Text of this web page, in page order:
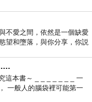
猴 中童 無綁帶懶人
會比較便宜，【童鞋
懶人帆布鞋(P4543602-
，不用等店家開門也
大嘴猴 中童 無
不愛之間，依然是一個缺愛
望和墮落，與你分享，你説
這本書～ _ _ _ _ _ _ _ 一
一般人的腦袋裡可能第一